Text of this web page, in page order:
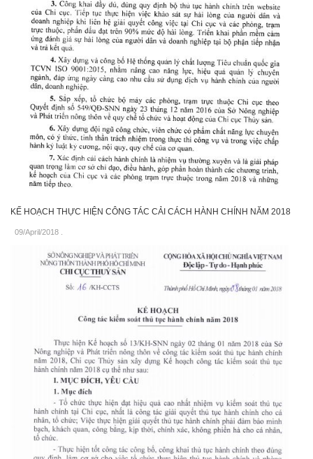
KẾ HOẠCH THỰC HIỆN CÔNG TÁC CẢI CÁCH HÀNH CHÍNH NĂM 2018
09/April/2018